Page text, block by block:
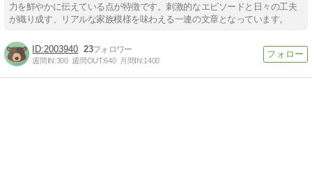
力を鮮やかに伝えている点が特徴です。刺激的なエピソードと日々の工夫
が織り成す、リアルな家族模様を味わえる一連の文章となっています。
2003940 23
週間IN:300 週間OUT:640 月間IN:1400